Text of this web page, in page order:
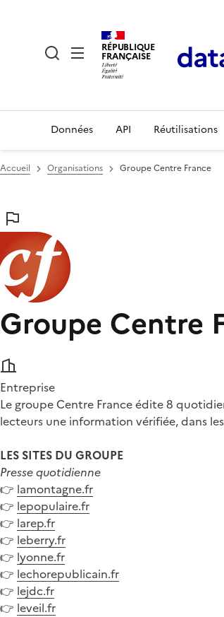
RÉPUBLIQUE
FRANÇAISE
Données API Réutilisations
Accueil Organisations Groupe Centre France
Groupe Centre
Entreprise
Le groupe Centre France édite 8
lecteurs une information vérifiée, dans
LES SITES DU GROUPE
Presse quotidienne
👉 lamontagne.fr
👉 lepopulaire.fr
👉 larep.fr
👉 leberry.fr
👉 lyonne.fr
👉 lechorepublicain.fr
👉 lejdc.fr
👉 leveil.fr